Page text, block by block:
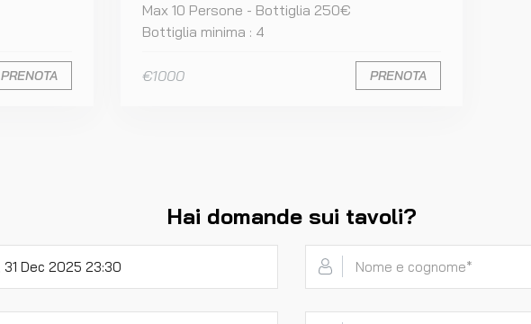
PRENOTA
Max 10 Persone - Bottiglia 250€
Bottiglia minima : 4
€1000 PRENOTA
Hai domande sui tavoli?